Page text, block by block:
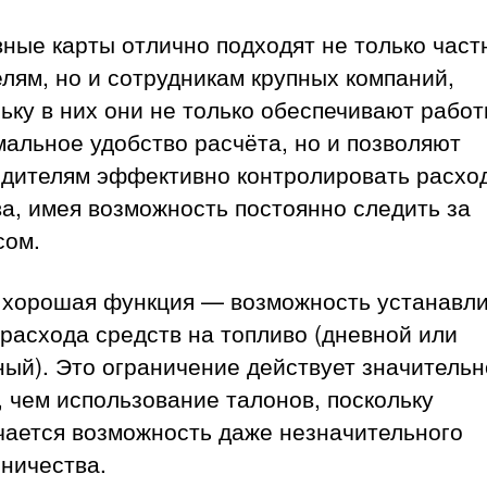
карты отлично подходят не только
но и сотрудникам крупных компаний,
в них они не только обеспечивают
удобство расчёта, но и позволяют
эффективно контролировать
имея возможность постоянно следить за
функция — возможность
средств на топливо (дневной или
Это ограничение действует
использование талонов, поскольку
возможность даже незначительного